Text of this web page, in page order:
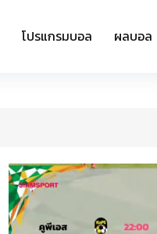
โปรแกรมบอล ผลบอล